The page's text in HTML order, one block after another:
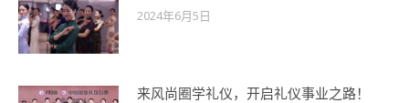
2024年6月5日
来风尚圈学礼仪，开启礼仪事业之路！